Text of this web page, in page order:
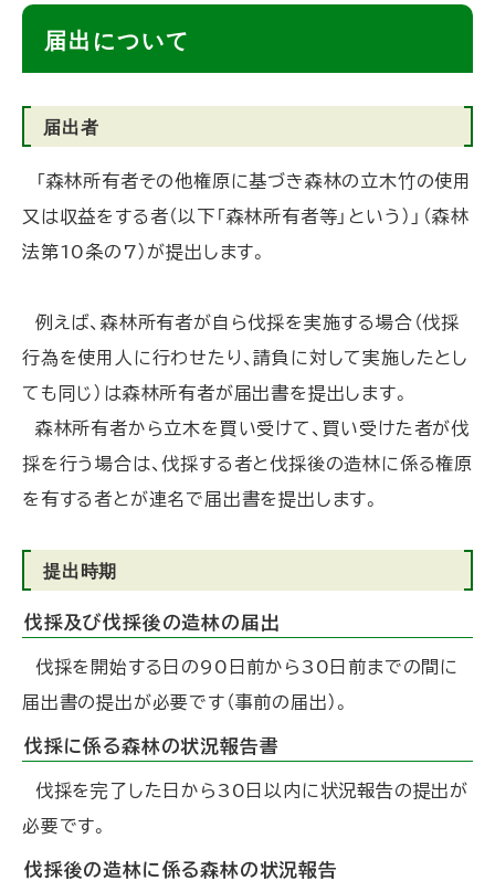
イ
)
届出について
届出者
「森林所有者その他権原に基づき森林の立木竹の使用
又は収益をする者（以下「森林所有者等」という）」（森林
法第10条の7）が提出します。
例えば、森林所有者が自ら伐採を実施する場合（伐採
行為を使用人に行わせたり、請負に対して実施したとし
ても同じ）は森林所有者が届出書を提出します。
森林所有者から立木を買い受けて、買い受けた者が伐
採を行う場合は、伐採する者と伐採後の造林に係る権原
を有する者とが連名で届出書を提出します。
提出時期
伐採及び伐採後の造林の届出
伐採を開始する日の90日前から30日前までの間に
届出書の提出が必要です（事前の届出）。
伐採に係る森林の状況報告書
伐採を完了した日から30日以内に状況報告の提出が
必要です。
伐採後の造林に係る森林の状況報告